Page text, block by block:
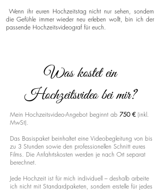
Wenn ihr euren Hochzeitstag nicht nur sehen, sondern
die Gefühle immer wieder neu erleben wollt, bin ich der
passende Hochzeitsvideograf für euch.
Was kostet ein
Hochzeitsvideo bei mir?
Mein Hochzeitsvideo-Angebot beginnt ab 750 € (inkl.
MwSt).
Das Basispaket beinhaltet eine Videobegleitung von bis
zu 3 Stunden sowie den professionellen Schnitt eures
Films. Die Anfahrtskosten werden je nach Ort separat
berechnet.
Jede Hochzeit ist für mich individuell – deshalb arbeite
ich nicht mit Standardpaketen, sondern erstelle für jedes